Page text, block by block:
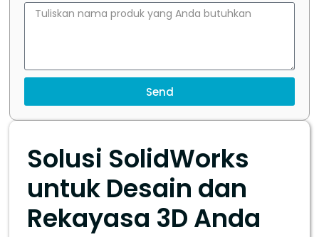
Send
Solusi SolidWorks
untuk Desain dan
Rekayasa 3D Anda